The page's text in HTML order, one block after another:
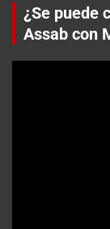
¿Se puede
Assab con